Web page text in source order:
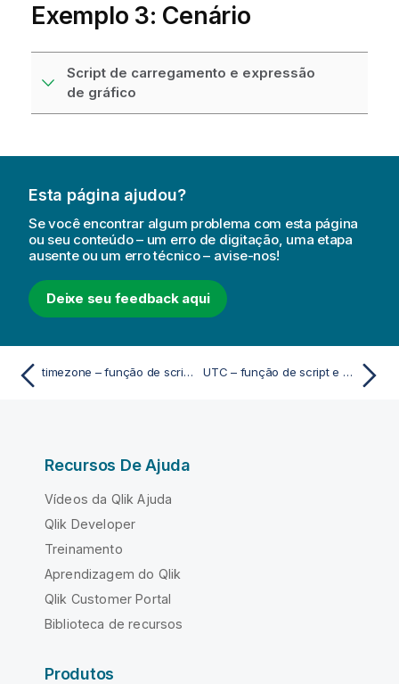
Exemplo 3: Cenário
Script de carregamento e expressão
de gráfico
Esta página ajudou?
Se você encontrar algum problema com esta página
ou seu conteúdo – um erro de digitação, uma etapa
ausente ou um erro técnico – avise-nos!
Deixe seu feedback aqui
timezone – função de script e gráfico UTC – função de script e gráfico
Recursos De Ajuda
Vídeos da Qlik Ajuda
Qlik Developer
Treinamento
Aprendizagem do Qlik
Qlik Customer Portal
Biblioteca de recursos
Produtos